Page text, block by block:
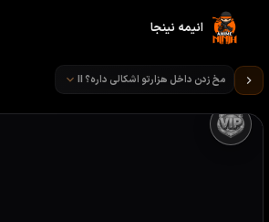
انیمه نینجا
تماشای انیمه Is It Wrong to Try to Pick Up Girls in a Dungeon قسمت 11مخ زدن داخل هزارتو اشکالی داره؟ II